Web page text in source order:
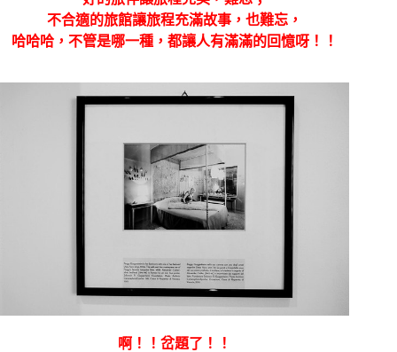
不合適的旅館讓旅程充滿故事，也難忘，
哈哈哈，不管是哪一種，都讓人有滿滿的回憶呀！！
啊！！岔題了！！